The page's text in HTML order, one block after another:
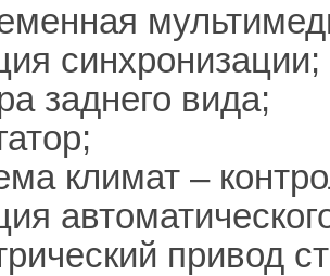
синхронизации;
заднего вида;
климат –
привод